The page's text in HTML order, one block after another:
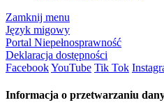
Zamknij menu
Język migowy
Portal Niepełnosprawność
Deklaracja dostępności
FacebookYouTube Tik Tok
Informacja o przetwarzaniu